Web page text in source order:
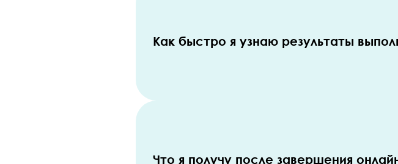
Как быстро я узнаю результаты
Что я получу после завершения